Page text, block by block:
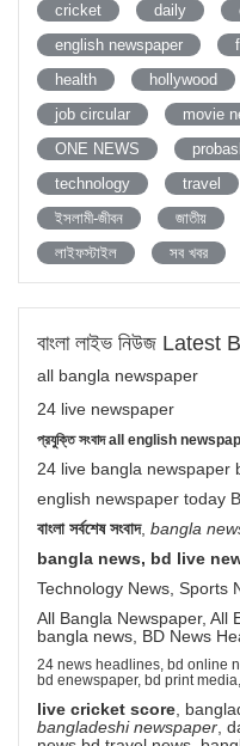
cricket
daily
english newspaper
health
hollywood
job circular
movie
ONE NEWS
technology
travel
ইসলামী-জীবন
জাতীয়
লাইফস্টাইল
সব খবর
বাংলা লাইভ নিউজ
all bangla newspaper
24 live newspaper
প্রযুক্তি সংবাদ all english
24 live bangla newspaper
english newspaper today
বাংলা সর্বশেষ সংবাদ, bangla
bangla news, bd live
Technology News, Sports
All Bangla Newspaper, All
bangla news, BD News
24 news headlines, bd online
bd enewspaper, bd print
live cricket score,
bangladeshi newspaper,